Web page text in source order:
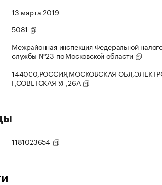
13 марта 2019
5081
Межрайонная инспекция Федеральной
службы №23 по Московской области
144000,РОССИЯ,МОСКОВСКАЯ
Г,СОВЕТСКАЯ УЛ,26А
1181023654